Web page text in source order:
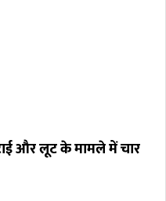
और लूट के मामले में चार